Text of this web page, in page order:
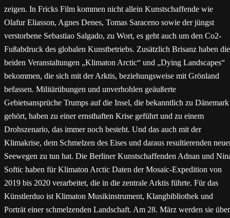
zeigen. In Fricks Film kommen nicht allein Kunstschaffende wie
Olafur Eliasson, Agnes Denes, Tomas Saraceno sowie der jüngst
verstorbene Sebastiao Salgado, zu Wort, es geht auch um den Co2-
Fußabdruck des globalen Kunstbetriebs. Zusätzlich Brisanz haben die
beiden Veranstaltungen „Klimaton Arctic“ und „Dying Landscapes“
bekommen, die sich mit der Arktis, beziehungsweise mit Grönland
befassen. Militärübungen und unverhohlen geäußerte
Gebietsansprüche Trumps auf die Insel, die bekanntlich zu Dänemark
gehört, haben zu einer ernsthaften Krise geführt und zu einem
Drohszenario, das immer noch besteht. Und das auch mit der
Klimakrise, dem Schmelzen des Eises und daraus resultierenden
Seewegen zu tun hat. Die Berliner Kunstschaffenden Adnan und
Softic haben für Klimaton Arctic Daten der Mosaic-Expedition von
2019 bis 2020 verarbeitet, die in die zentrale Arktis führte. Für das
Künstlerduo ist Klimaton Musikinstrument, Klangbibliothek und
Porträt einer schmelzenden Landschaft. Am 28. März werden sie über